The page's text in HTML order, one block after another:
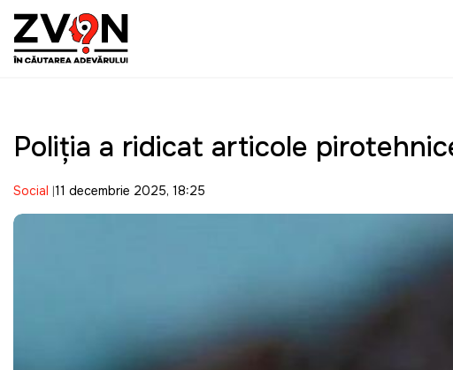
Poliția a ridicat articole
Social 11 decembrie 2025, 18:25